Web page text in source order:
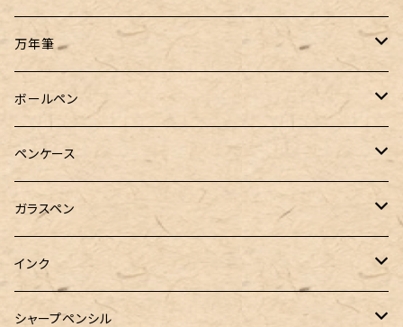
万年筆
Pelikan（ペリカン）
PILOT（パイロット）
万年筆用コンバーター
SAILOR（セーラー）
PLATINUM（プラチナ）
BENU（ベヌー）
ボールペン
オリジナルボールペン
Pelikan（ペリカン）
マルチペン
PILOT（パイロット）
SAILOR（セーラー）
ペンケース
バハギア & クラフト
ラウンドジップペンケース
ロールペンケース
&Liebe(アンドリーベ)
シーカンパニー
ガラスペン
工芸装置
ペンネジューク オリジナル（予約品）
書籍
インク
オリジナルインク
シャープペンシル